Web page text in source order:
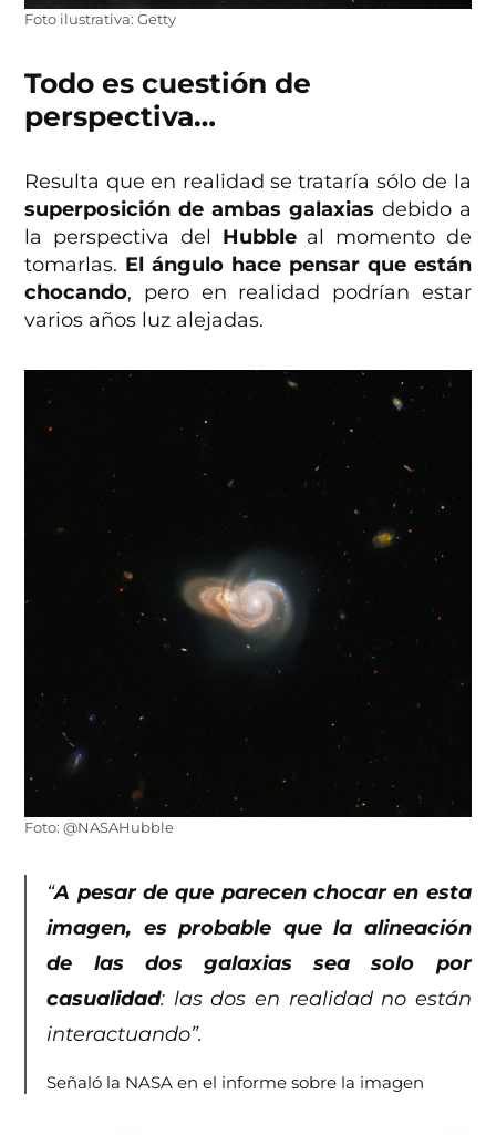
Foto ilustrativa: Getty
Todo es cuestión de
perspectiva…
Resulta que en realidad se trataría sólo de la
superposición de ambas galaxias debido a
la perspectiva del Hubbleal momento de
tomarlas. El ángulo hace pensar que están
chocando, pero en realidad podrían estar
varios años luz alejadas.
Foto: @NASAHubble
“A pesar de que parecen chocar en esta
imagen, es probable que la alineación
de las dos galaxias sea solo por
casualidad: las dos en realidad no están
interactuando”.
Señaló la NASA en el informe sobre la imagen